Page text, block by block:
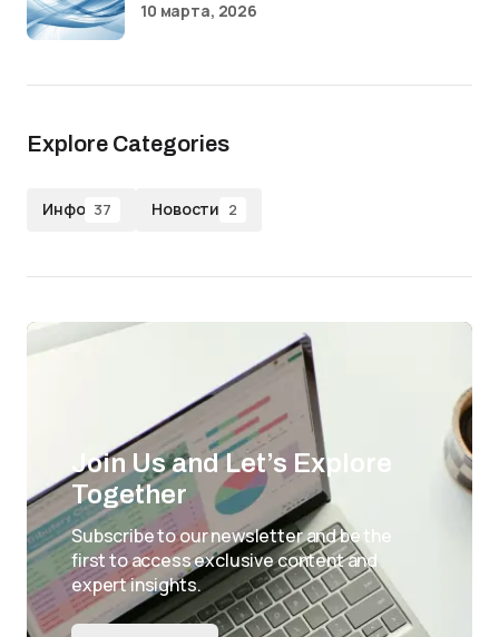
10 марта, 2026
Explore Categories
Инфо 37 Новости 2
Join Us and Let’s Explore
Together
Subscribe to our newsletter and be the
first to access exclusive content and
expert insights.